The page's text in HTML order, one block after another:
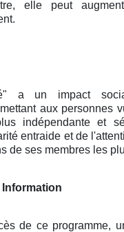
elle peut
a un impact
aux personnes
indépendante et
entraide et de
de ses membres les
de ce programme,